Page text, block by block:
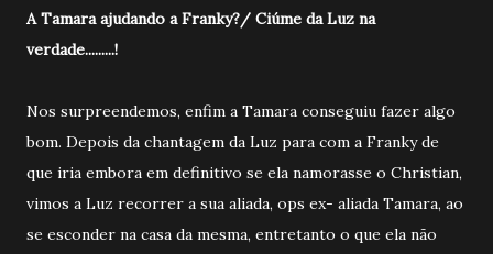
A Tamara ajudando a Franky?/ Ciúme da Luz na
verdade.........!
Nos surpreendemos, enfim a Tamara conseguiu fazer algo
bom. Depois da chantagem da Luz para com a Franky de
que iria embora em definitivo se ela namorasse o Christian,
vimos a Luz recorrer a sua aliada, ops ex- aliada Tamara, ao
se esconder na casa da mesma, entretanto o que ela não